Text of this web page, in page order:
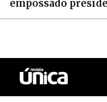
empossado